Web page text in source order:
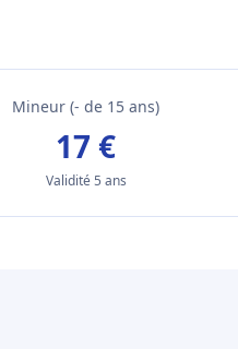
Mineur (- de 15 ans)
17 €
Validité 5 ans